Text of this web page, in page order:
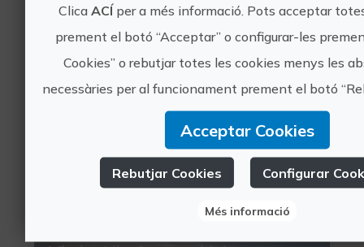
35€
València, VALÈNCIA
Turisme esportiu, Turisme d'oci i diversió
0 valoracions
Clica ACÍper a més informació. Pots acceptar
prement el botó “Acceptar” o configurar-les
Cookies” o rebutjar totes les cookies menys les
necessàries per al funcionament prement el botó
Acceptar Cookies
Rebutjar Cookies Configurar
Més informació